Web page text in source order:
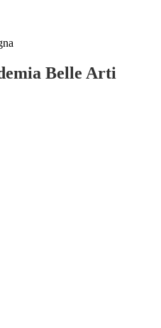
Belle Arti